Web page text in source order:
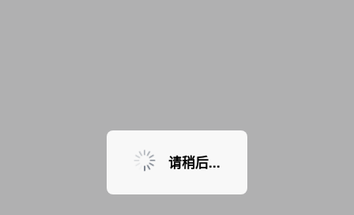
暂无课程，敬请期待
请稍后...